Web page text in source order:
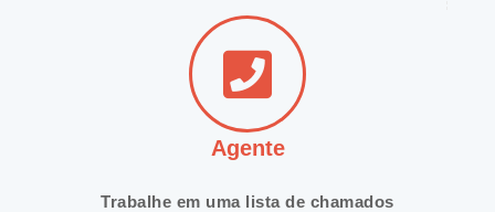
Agente
Trabalhe em uma lista de chamados